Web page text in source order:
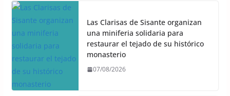
Las Clarisas de Sisante organizan
una miniferia solidaria para
restaurar el tejado de su histórico
monasterio
07/08/2026